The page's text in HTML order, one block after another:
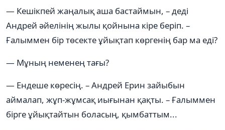
— Кешікпей жаңалық аша бастаймын, – деді
Андрей әйелінің жылы қойнына кіре беріп. –
Ғалыммен бір төсекте ұйықтап көргенің бар ма еді?
— Мұның неменең тағы?
— Ендеше көресің. – Андрей Ерин зайыбын
аймалап, жұп-жұмсақ иығынан қақты. – Ғалыммен
бірге ұйықтайтын боласың, қымбаттым...